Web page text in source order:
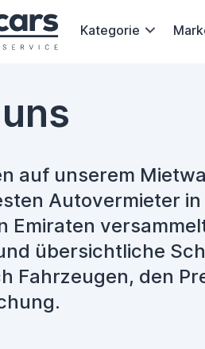
Kategorie
auf unserem
Autovermieter
Emiraten
übersichtliche
Fahrzeugen, den